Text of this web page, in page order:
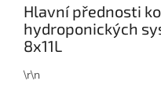
Hlavní přednosti
hydroponických
8x11L
\r\n